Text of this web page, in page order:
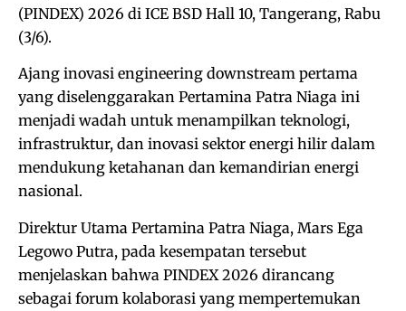
(PINDEX) 2026 di ICE BSD Hall 10, Tangerang, Rabu
(3/6).
Ajang inovasi engineering downstream pertama
yang diselenggarakan Pertamina Patra Niaga ini
menjadi wadah untuk menampilkan teknologi,
infrastruktur, dan inovasi sektor energi hilir dalam
mendukung ketahanan dan kemandirian energi
nasional.
Direktur Utama Pertamina Patra Niaga, Mars Ega
Legowo Putra, pada kesempatan tersebut
menjelaskan bahwa PINDEX 2026 dirancang
sebagai forum kolaborasi yang mempertemukan